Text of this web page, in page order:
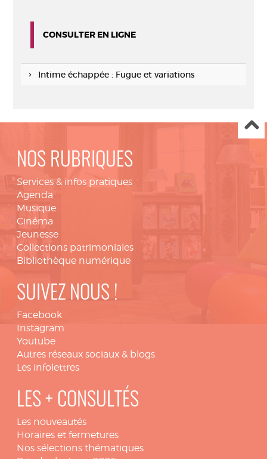
CONSULTER EN LIGNE
Intime échappée : Fugue et variations
NOS RUBRIQUES
Services & infos pratiques
Agenda
Musique
Cinéma
Jeunesse
Collections patrimoniales
Bibliothèque numérique
SUIVEZ NOUS !
Facebook
Instagram
Youtube
Autres réseaux sociaux & blogs
Les infolettres
LES + CONSULTÉS
Les nouveautés
Horaires et fermetures
Nos sélections thématiques